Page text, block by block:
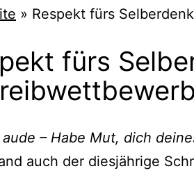
» Respekt fürs
fürs
aude – Habe Mut, dich
auch der dies­jäh­ri­ge